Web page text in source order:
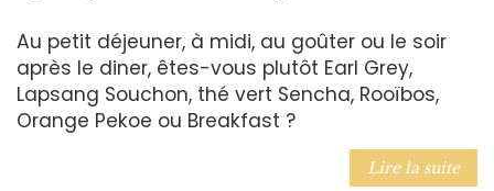
Au petit déjeuner, à midi, au goûter ou le soir
après le diner, êtes-vous plutôt Earl Grey,
Lapsang Souchon, thé vert Sencha, Rooïbos,
Orange Pekoe ou Breakfast ?
Lire la suite